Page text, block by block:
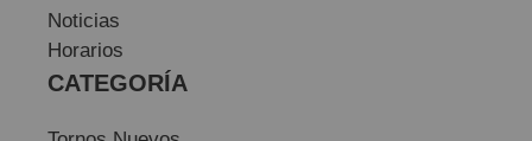
Noticias
Horarios
CATEGORÍA